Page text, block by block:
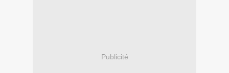
Publicité